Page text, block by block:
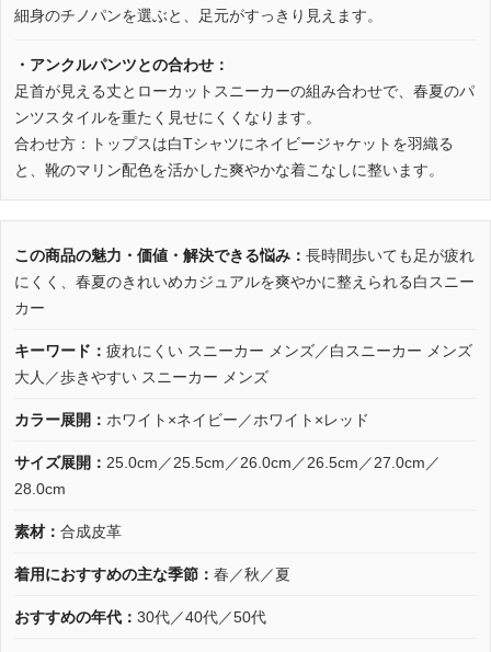
細身のチノパンを選ぶと、足元がすっきり見えます。
・アンクルパンツとの合わせ：
足首が見える丈とローカットスニーカーの組み合わせで、春夏のパ
ンツスタイルを重たく見せにくくなります。
合わせ方：トップスは白Tシャツにネイビージャケットを羽織る
と、靴のマリン配色を活かした爽やかな着こなしに整います。
この商品の魅力・価値・解決できる悩み： 長時間歩いても足が疲れ
にくく、春夏のきれいめカジュアルを爽やかに整えられる白スニー
カー
キーワード： 疲れにくい スニーカー メンズ／白スニーカー メンズ
大人／歩きやすい スニーカー メンズ
カラー展開： ホワイト×ネイビー／ホワイト×レッド
サイズ展開： 25.0cm／25.5cm／26.0cm／26.5cm／27.0cm／
28.0cm
素材： 合成皮革
着用におすすめの主な季節： 春／秋／夏
おすすめの年代： 30代／40代／50代